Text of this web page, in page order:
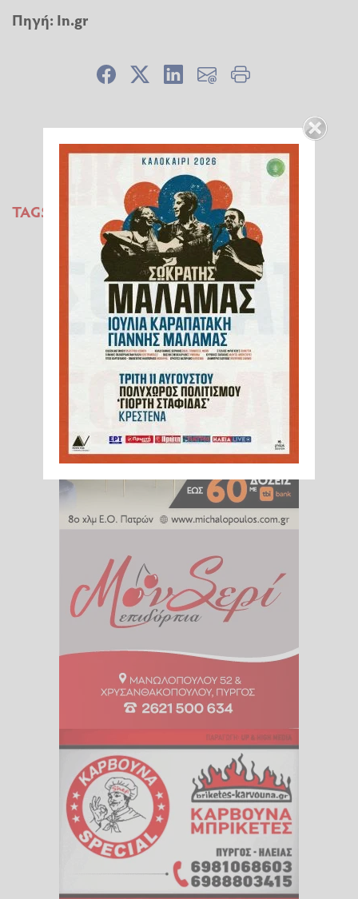
Πηγή: In.gr
TAGS:
ΠΑΝΕΛΛΗΝΙΟ ΠΡΩΤΑΘΛΗΜΑ
ΚΛΕΙΣΤΟΥ ΣΤΙΒΟΥ
ΕΜΜΑΝΟΥΗΛ ΚΑΡΑΛΗΣ
ΜΙΛΤΙΑΔΗΣ ΤΕΝΤΟΓΛΟΥ
ΑΛΜΑ ΕΙΣ ΜΗΚΟΣ
ΑΛΜΑ ΕΠΙ ΚΟΝΤΩ
ΣΕΦ